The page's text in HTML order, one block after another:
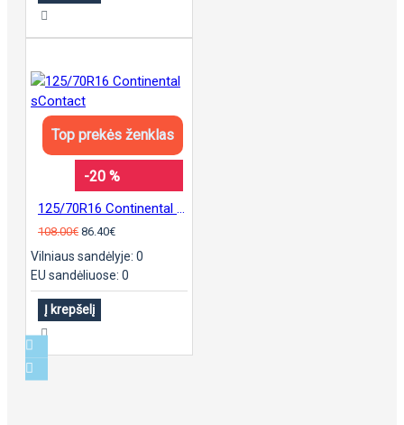
Top prekės ženklas
-20 %
108.00€ 86.40€
Vilniaus sandėlyje: 0
EU sandėliuose: 0
Į krepšelį